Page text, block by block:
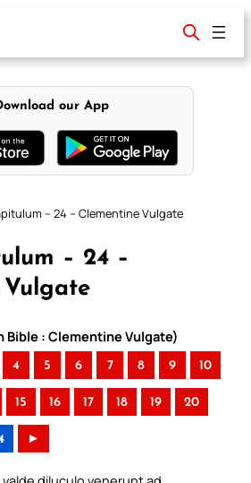
our App
– 24 – Clementine Vulgate
– 24 –
Bible : Clementine Vulgate)
4 5 6 7 8 9 10
15 16 17 18 19 20
►